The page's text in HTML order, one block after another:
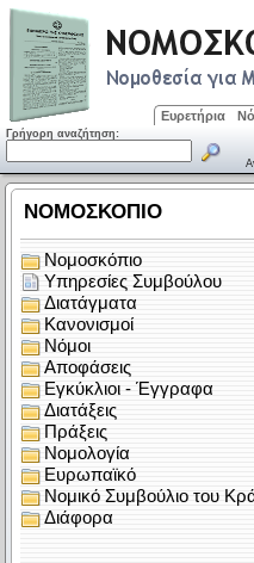
Ευρετήρια
Γρήγορη αναζήτηση: